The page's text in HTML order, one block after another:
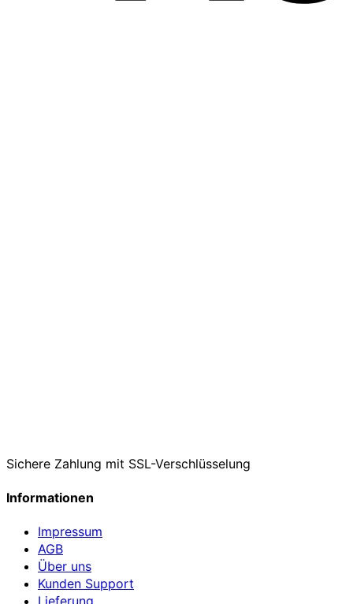
Sichere Zahlung mit SSL-Verschlüsselung
Informationen
Impressum
AGB
Über uns
Kunden Support